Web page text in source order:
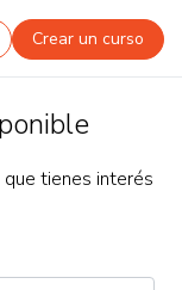
Crear un curso
tienes interés